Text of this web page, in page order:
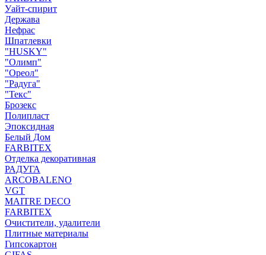
Уайт-спирит
Держава
Нефрас
Шпатлевки
"HUSKY"
"Олимп"
"Ореол"
"Радуга"
"Текс"
Брозекс
Полипласт
Эпоксидная
Белый Дом
FARBITEX
Отделка декоративная
РАДУГА
ARCOBALENO
VGT
MAITRE DECO
FARBITEX
Очистители, удалители
Плитные материалы
Гипсокартон